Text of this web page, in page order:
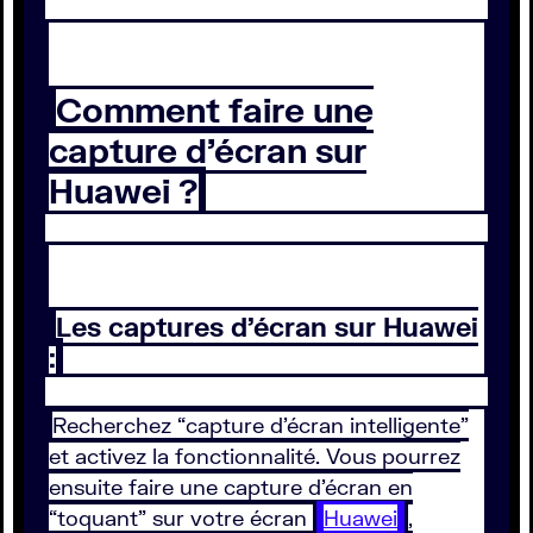
Comment faire une
capture d’écran sur
Huawei ?
Les captures d’écran sur Huawei
:
Recherchez “capture d’écran intelligente”
et activez la fonctionnalité. Vous pourrez
ensuite faire une capture d’écran en
“toquant” sur votre écran
Huawei ,